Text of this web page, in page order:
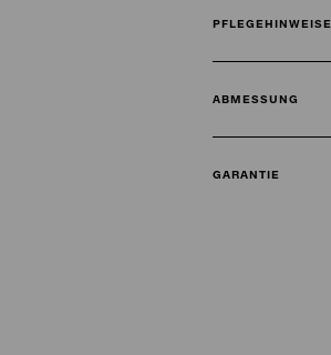
PFLEGEHINWEISE
ABMESSUNG
GARANTIE